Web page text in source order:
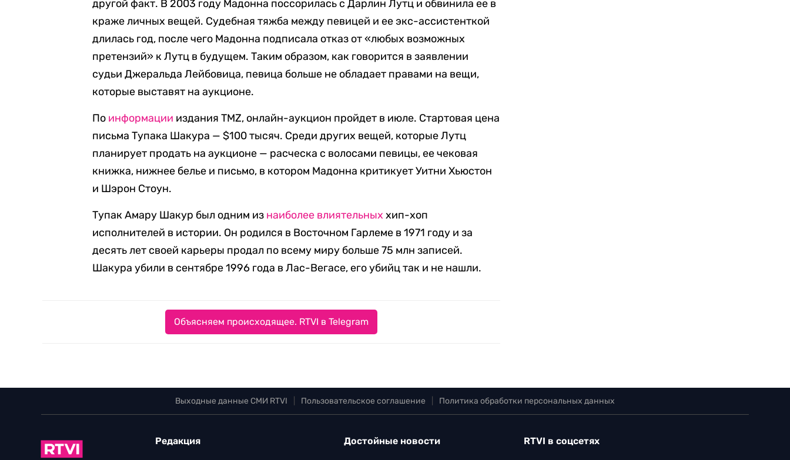
другой факт. В 2003 году Мадонна поссорилась с Дарлин Лутц и обвинила ее в
краже личных вещей. Судебная тяжба между певицей и ее экс-ассистенткой
длилась год, после чего Мадонна подписала отказ от «любых возможных
претензий» к Лутц в будущем. Таким образом, как говорится в заявлении
судьи Джеральда Лейбовица, певица больше не обладает правами на вещи,
которые выставят на аукционе.
По информации издания TMZ, онлайн-аукцион пройдет в июле. Стартовая цена
письма Тупака Шакура — $100 тысяч. Среди других вещей, которые Лутц
планирует продать на аукционе — расческа с волосами певицы, ее чековая
книжка, нижнее белье и письмо, в котором Мадонна критикует Уитни Хьюстон
и Шэрон Стоун.
Тупак Амару Шакур был одним из наиболее влиятельных хип-хоп
исполнителей в истории. Он родился в Восточном Гарлеме в 1971 году и за
десять лет своей карьеры продал по всему миру больше 75 млн записей.
Шакура убили в сентябре 1996 года в Лас-Вегасе, его убийц так и не нашли.
Объясняем происходящее. RTVI в Telegram
Выходные данные СМИ RTVI Пользовательское соглашение Политика обработки персональных данных
Редакция Достойные новости RTVI в соцсетях